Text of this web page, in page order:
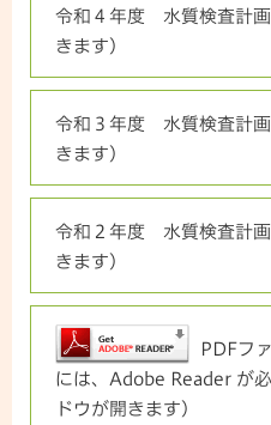
令和４年度 水質検査計画
きます）
令和３年度 水質検査計画
きます）
令和２年度 水質検査計画
きます）
PDFフ
には、Adobe Reader が
ドウが開きます）